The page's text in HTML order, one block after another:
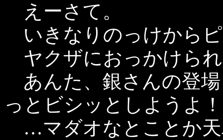
えーさて。
いきなりのっけから
ヤクザにおっかけら
あんた、銀さんの登
っとビシッとしようよ！
…マダオなとことか天